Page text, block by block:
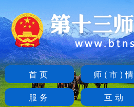
首页 师(市)情
服务
互动